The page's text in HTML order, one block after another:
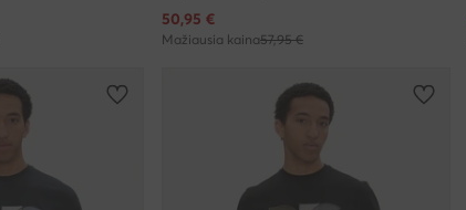
Dabartinė kaina
50,95 €
Mažiausia kaina57,95 €